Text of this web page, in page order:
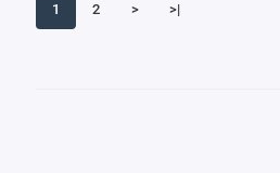
1 2 > >|